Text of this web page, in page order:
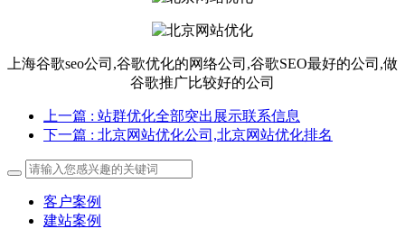
上海谷歌seo公司,谷歌优化的网络公司,谷歌SEO最好的公司,做
谷歌推广比较好的公司
上一篇 : 站群优化全部突出展示联系信息
下一篇 : 北京网站优化公司,北京网站优化排名
客户案例
建站案例